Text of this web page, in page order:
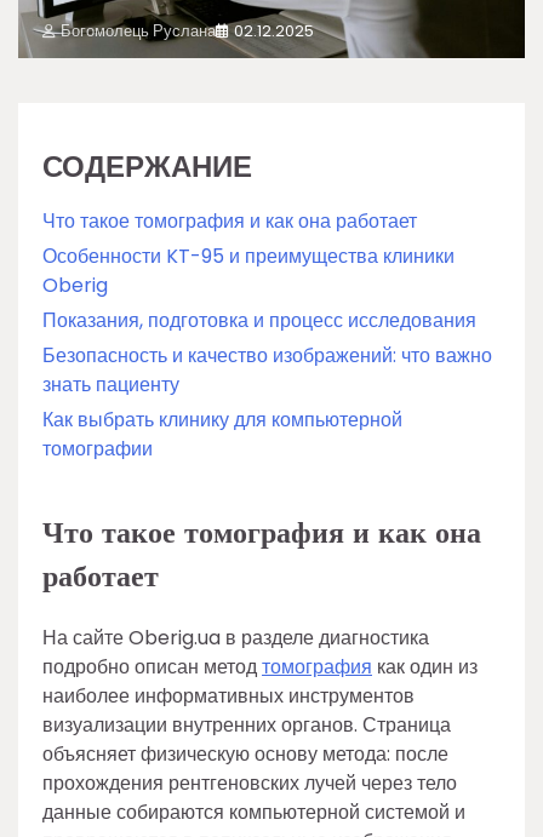
Богомолець Руслана 02.12.2025
СОДЕРЖАНИЕ
Что такое томография и как она работает
Особенности KT-95 и преимущества клиники
Oberig
Показания, подготовка и процесс исследования
Безопасность и качество изображений: что важно
знать пациенту
Как выбрать клинику для компьютерной
томографии
Что такое томография и как она
работает
На сайте Oberig.ua в разделе диагностика
подробно описан методтомография как один из
наиболее информативных инструментов
визуализации внутренних органов. Страница
объясняет физическую основу метода: после
прохождения рентгеновских лучей через тело
данные собираются компьютерной системой и